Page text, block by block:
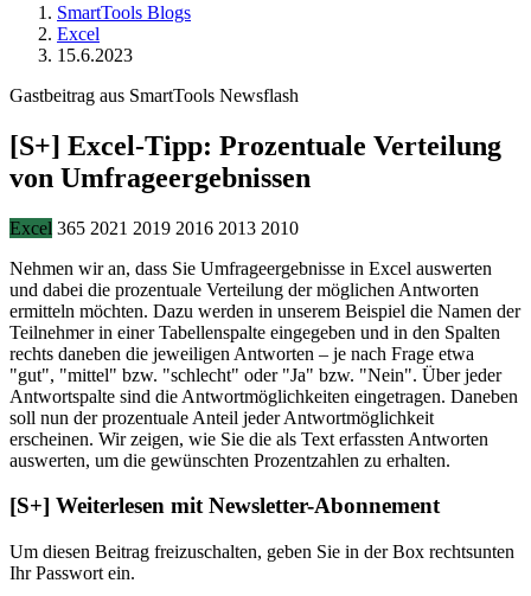
SmartTools Blogs
Excel
15.6.2023
Gastbeitrag aus SmartTools Newsflash
[S+] Excel-Tipp: Prozentuale Verteilung
von Umfrageergebnissen
Excel 365 2021 2019 2016 2013 2010
Nehmen wir an, dass Sie Umfrageergebnisse in Excel auswerten
und dabei die prozentuale Verteilung der möglichen Antworten
ermitteln möchten. Dazu werden in unserem Beispiel die Namen der
Teilnehmer in einer Tabellenspalte eingegeben und in den Spalten
rechts daneben die jeweiligen Antworten – je nach Frage etwa
"gut", "mittel" bzw. "schlecht" oder "Ja" bzw. "Nein". Über jeder
Antwortspalte sind die Antwortmöglichkeiten eingetragen. Daneben
soll nun der prozentuale Anteil jeder Antwortmöglichkeit
erscheinen. Wir zeigen, wie Sie die als Text erfassten Antworten
auswerten, um die gewünschten Prozentzahlen zu erhalten.
[S+] Weiterlesen mit Newsletter-Abonnement
Um diesen Beitrag freizuschalten, geben Sie in der Box rechtsunten
Ihr Passwort ein.